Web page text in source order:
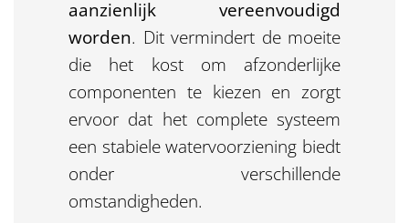
aanzienlijk vereenvoudigd
worden. Dit vermindert de moeite
die het kost om afzonderlijke
componenten te kiezen en zorgt
ervoor dat het complete systeem
een stabiele watervoorziening biedt
onder verschillende
omstandigheden.